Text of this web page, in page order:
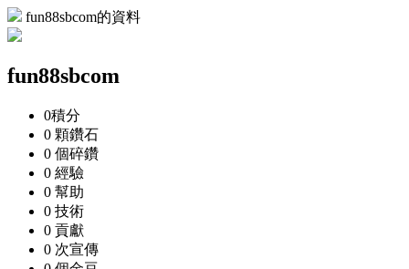
fun88sbcom的資料
fun88sbcom
0積分
0 顆鑽石
0 個碎鑽
0 經驗
0 幫助
0 技術
0 貢獻
0 次宣傳